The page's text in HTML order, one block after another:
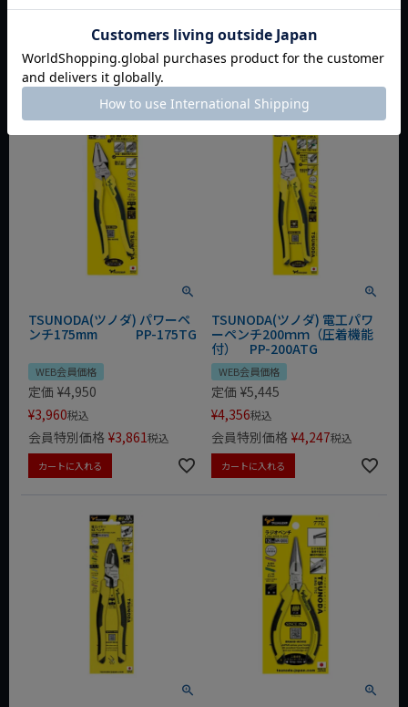
¥4,074
会員特別価格 ¥3,972税込
カートに入れる
¥4,620
会員特別価格 ¥4,504
カートに入れる
TSUNODA(ツノダ) パワーペ
ンチ175mm PP-175TG
WEB会員価格
定価 ¥4,950
¥3,960税込
会員特別価格 ¥3,861税込
カートに入れる
TSUNODA(ツノダ) 電工パワ
ーペンチ200ｍｍ（圧着機能
付） PP-200ATG
WEB会員価格
定価 ¥5,445
¥4,356税込
会員特別価格 ¥4,247税込
カートに入れる